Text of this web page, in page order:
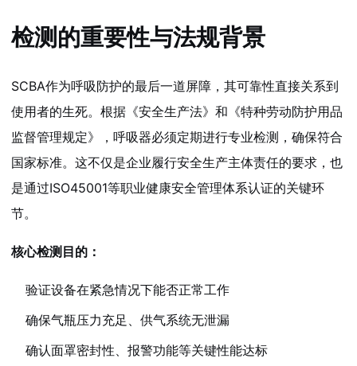
检测的重要性与法规背景
SCBA作为呼吸防护的最后一道屏障，其可靠性直接关系到
使用者的生死。根据《安全生产法》和《特种劳动防护用品
监督管理规定》，呼吸器必须定期进行专业检测，确保符合
国家标准。这不仅是企业履行安全生产主体责任的要求，也
是通过ISO45001等职业健康安全管理体系认证的关键环
节。
核心检测目的：
验证设备在紧急情况下能否正常工作
确保气瓶压力充足、供气系统无泄漏
确认面罩密封性、报警功能等关键性能达标